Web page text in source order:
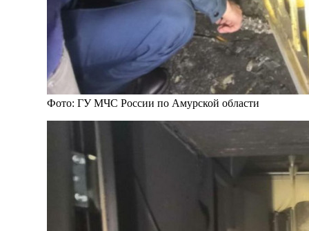
Фото: ГУ МЧС России по Амурской области